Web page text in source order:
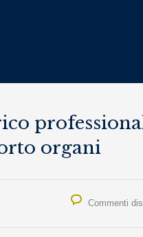
organi
Commenti